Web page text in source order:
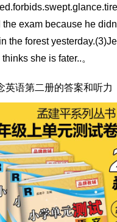
exam because he
the forest
she is fater..。
语第二册的答案和听力